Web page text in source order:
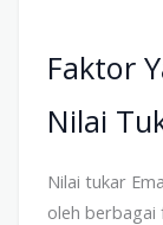
Faktor
Nilai
Nilai tukar
oleh berbagai